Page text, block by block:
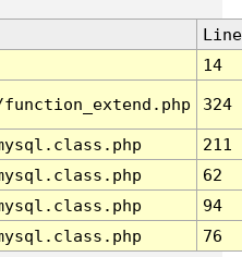
Line
14
324
211
62
94
76